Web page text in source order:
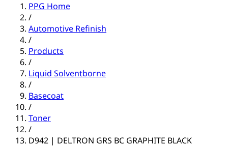
PPG Home
/
Automotive Refinish
/
Products
/
Liquid Solventborne
/
Basecoat
/
Toner
/
D942 | DELTRON GRS BC GRAPHITE BLACK